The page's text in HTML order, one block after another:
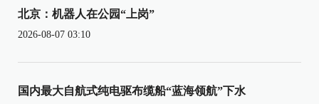
北京：机器人在公园“上岗”
2026-08-07 03:10
国内最大自航式纯电驱布缆船“蓝海领航”下水